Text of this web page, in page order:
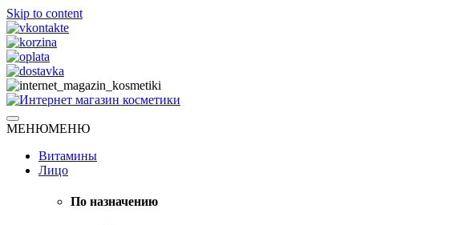
Skip to content
Интернет магазин косметики
Натуральная косметика
МЕНЮМЕНЮ
Витамины
Лицо
По назначению